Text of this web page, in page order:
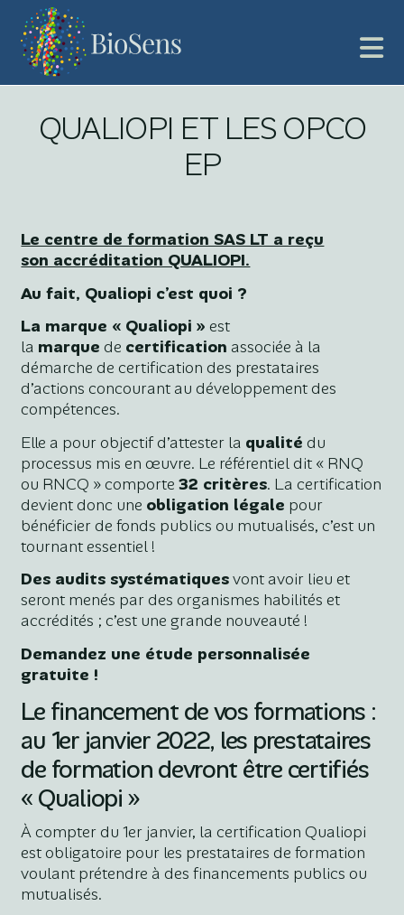
QUALIOPI ET LES OPCO
EP
Le centre de formation SAS LT a reçu
son accréditation QUALIOPI.
Au fait, Qualiopi c’est quoi ?
La marque « Qualiopi » est
la marque de certification associée à la
démarche de certification des prestataires
d’actions concourant au développement des
compétences.
Elle a pour objectif d’attester la qualité du
processus mis en œuvre. Le référentiel dit « RNQ
ou RNCQ » comporte32 critères. La certification
devient donc une obligation légale pour
bénéficier de fonds publics ou mutualisés, c’est un
tournant essentiel !
Des audits systématiquesvont avoir lieu et
seront menés par des organismes habilités et
accrédités ; c’est une grande nouveauté !
Demandez une étude personnalisée
gratuite !
Le financement de vos formations :
au 1er janvier 2022, les prestataires
de formation devront être certifiés
« Qualiopi »
À compter du 1er janvier, la certification Qualiopi
est obligatoire pour les prestataires de formation
voulant prétendre à des financements publics ou
mutualisés.